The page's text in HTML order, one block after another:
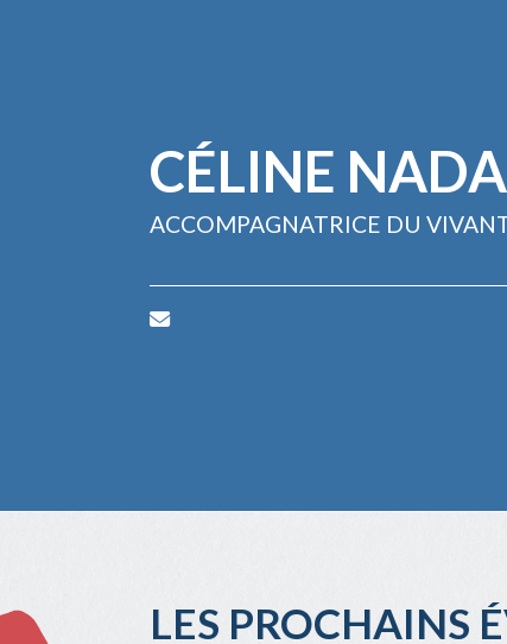
CÉLINE
ACCOMPAGNATRICE DU
LES PROCHAINS